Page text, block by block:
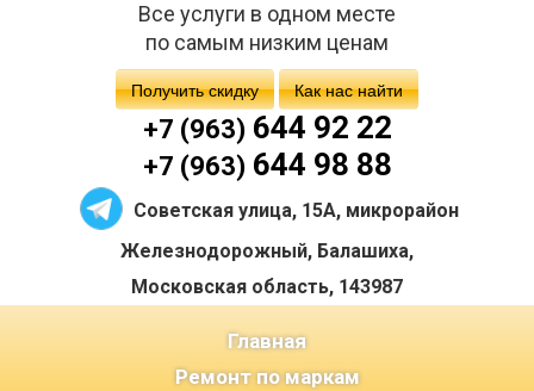
Все услуги в одном месте
по самым низким ценам
Получить скидку Как нас найти
+7 (963)644 92 22
+7 (963)644 98 88
Советская улица, 15А, микрорайон
Железнодорожный, Балашиха,
Московская область, 143987
Главная(current)
Ремонт по маркам